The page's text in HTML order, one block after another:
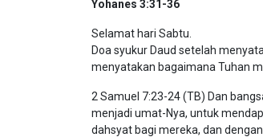
Yohanes 3:31-36
Selamat hari Sabtu.
Doa syukur Daud setelah
menyatakan bagaimana Tuhan
2 Samuel 7:23-24 (TB) Dan
menjadi umat-Nya, untuk
dahsyat bagi mereka, dan